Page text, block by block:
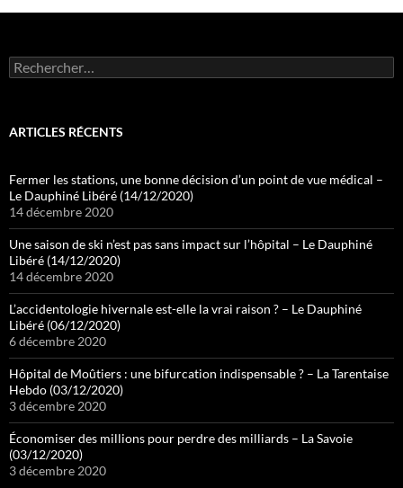
Rechercher :
ARTICLES RÉCENTS
Fermer les stations, une bonne décision d’un point de vue médical –
Le Dauphiné Libéré (14/12/2020)
14 décembre 2020
Une saison de ski n’est pas sans impact sur l’hôpital – Le Dauphiné
Libéré (14/12/2020)
14 décembre 2020
L’accidentologie hivernale est-elle la vrai raison ? – Le Dauphiné
Libéré (06/12/2020)
6 décembre 2020
Hôpital de Moûtiers : une bifurcation indispensable ? – La Tarentaise
Hebdo (03/12/2020)
3 décembre 2020
Économiser des millions pour perdre des milliards – La Savoie
(03/12/2020)
3 décembre 2020